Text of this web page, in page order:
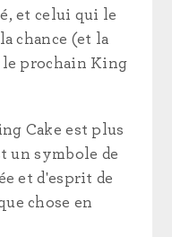
et celui qui le
chance (et la
prochain King
Cake est plus
un symbole de
et d'esprit de
chose en